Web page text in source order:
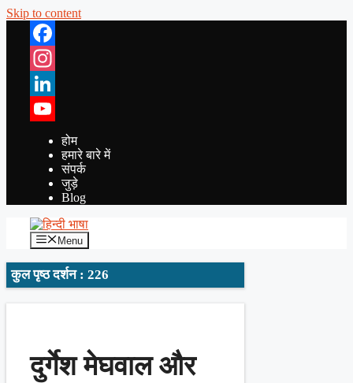
Skip to content
Facebook
Instagram
LinkedIn
YouTube
होम
हमारे बारे में
संपर्क
जुड़े
Blog
Menu
कुल पृष्ठ दर्शन : 226
दुर्गेश मेघवाल और